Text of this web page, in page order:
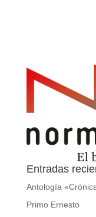
Entradas
Antología
Primo Ernesto